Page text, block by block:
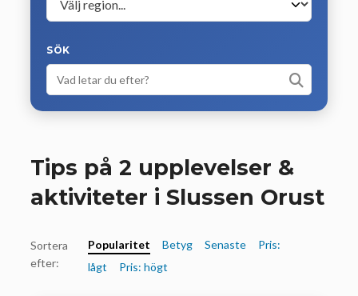
SÖK
Tips på 2 upplevelser &
aktiviteter i Slussen Orust
Sortera
efter:
Popularitet Betyg Senaste
Pris:
lågt
Pris: högt